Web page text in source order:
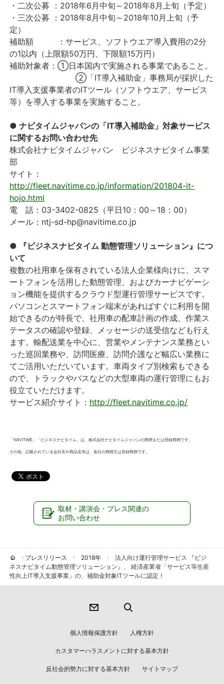
・二次公募 ：2018年6月中旬～2018年8月上旬（予定）
・三次公募 ：2018年8月中旬～2018年10月上旬（予
定）
補助額 ：サービス、ソフトウエア導入費用の2分
の1以内（上限額50万円、下限額15万円）
補助対象者：①日本国内で実施される事業であること。
②「IT導入補助金」事務局が採択した
IT導入支援事業者のITツール（ソフトウエア、サービス
等）を導入する事業を実施すること。
● ナビタイムジャパンの「IT導入補助金」対象サービス
に関するお問い合わせ先
株式会社ナビタイムジャパン ビジネスナビタイム事業
部
サイト：
http://fleet.navitime.co.jp/information/201804-it-
hojo.html
電 話：03-3402-0825（平日10：00～18：00）
メール：ntj-sd-hp@navitime.co.jp
● 『ビジネスナビタイム 動態管理ソリューション』につ
いて
複数の社用車を保有されている法人企業様向けに、スマ
ートフォンを活用した動態管理、およびカーナビゲーシ
ョン機能を提供するクラウド型運行管理サービスです。
パソコンとスマートフォン端末があればすぐに利用を開
始できるのが特長で、社用車の配車計画の作成、作業ス
テータスの確認や登録、メッセージの送受信なども行え
ます。輸配送業を中心に、営業やメンテナンス業務とい
った巡回業務や、訪問医療、訪問介護など幅広い業務に
てご活用いただいています。車両タイプ別検索もできる
ので、トラックやバスなどの大型車両の運行管理にもお
役立ていただけます。
サービス紹介サイト： http://fleet.navitime.co.jp/
「NAVITIME」「ビジネスナビタイム」は、株式会社ナビタイムジャパンの商標または登録商標です。
その他、記載されている会社名や商品名等は、各社の商標又は登録商標です。
取材・講演会・プレス関連の
お問い合わせ
プレスリリース 2018年
法人向け運行管理サービス 『ビジ
ネスナビタイム動態管理ソリューション』、 経済産業省「サービス等生産
性向上IT導入支援事業」の、補助金対象ITツールに認定！
個人情報保護方針 人権方針
カスタマーハラスメントに対する基本方針
反社会的勢力に対する基本方針 サイトマップ